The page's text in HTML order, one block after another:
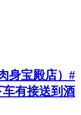
身宝殿店）#
有接送到酒